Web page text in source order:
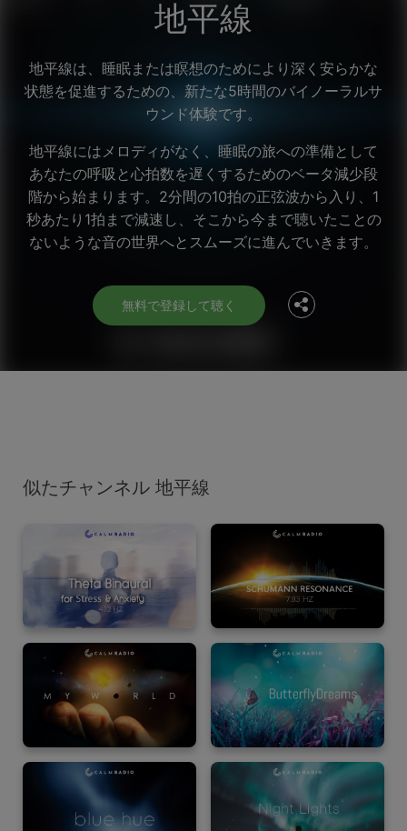
地平線
地平線は、睡眠または瞑想のためにより深く安らかな
状態を促進するための、新たな5時間のバイノーラルサ
ウンド体験です。
地平線にはメロディがなく、睡眠の旅への準備として
あなたの呼吸と心拍数を遅くするためのベータ減少段
階から始まります。2分間の10拍の正弦波から入り、1
秒あたり1拍まで減速し、そこから今まで聴いたことの
ないような音の世界へとスムーズに進んでいきます。
無料で登録して聴く
Facebook
Twitter
似たチャンネル 地平線